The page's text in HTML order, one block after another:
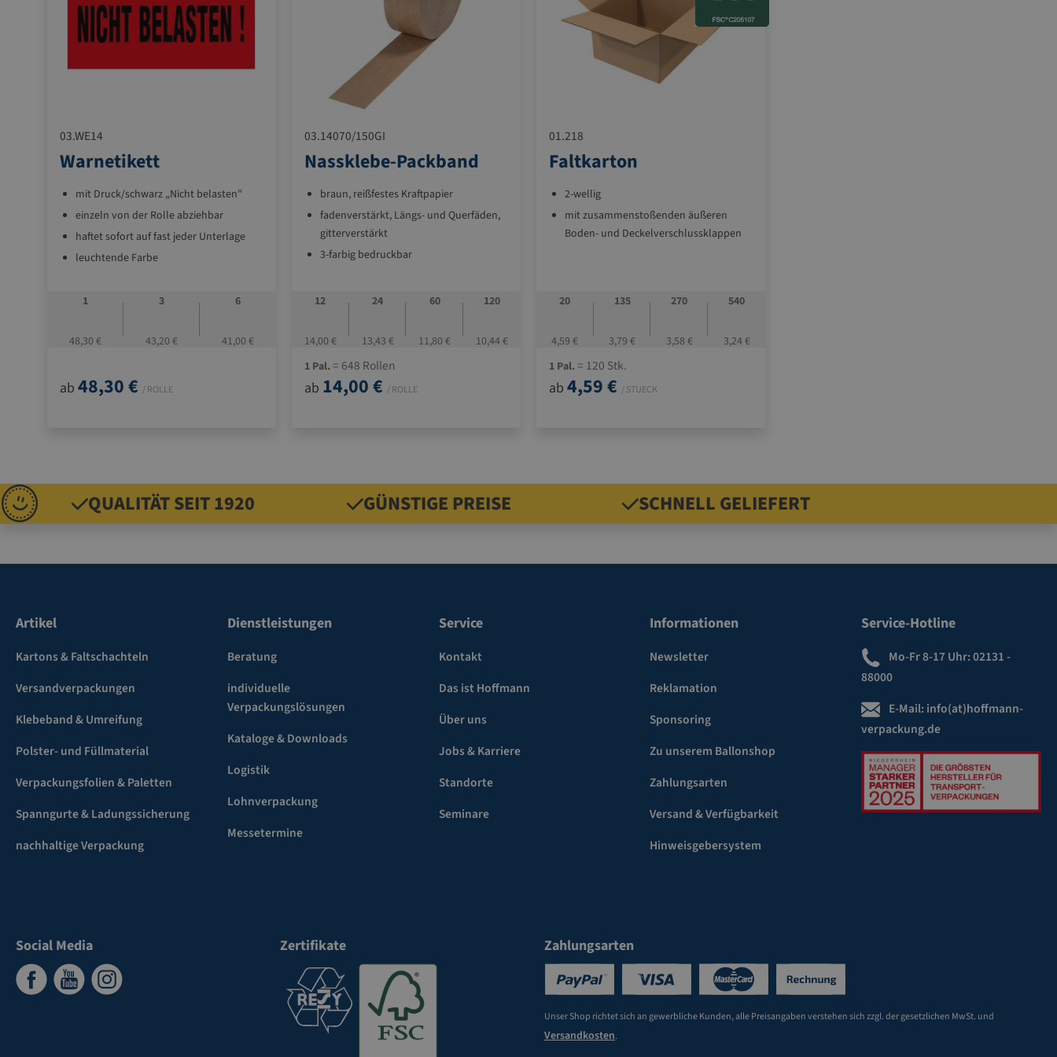
03.WE14
Warnetikett
mit Druck/schwarz „Nicht belasten"
einzeln von der Rolle abziehbar
haftet sofort auf fast jeder Unterlage
leuchtende Farbe
1
48,30 €
3
43,20 €
6
41,00 €
ab 48,30 € / ROLLE
03.14070/150GI
Nassklebe-Packband
braun, reißfestes Kraftpapier
fadenverstärkt, Längs- und Querfäden,
gitterverstärkt
3-farbig bedruckbar
umweltfreundliche Verschlusslösung
manuellen und elektrischen
12
14,00 €
24
13,43 €
60
11,80 €
120
10,44 €
1 Pal. = 648 Rollen
ab 14,00 € / ROLLE
01.218
Faltkarton
2-wellig
mit zusammenstoßenden äußeren
Boden- und Deckelverschlussklappen
20
4,59 €
135
3,79 €
270
3,58 €
540
3,24 €
1 Pal. = 120 Stk.
ab 4,59 € / STUECK
QUALITÄT SEIT 1920 GÜNSTIGE PREISE SCHNELL GELIEFERT
Artikel
Kartons & Faltschachteln
Versandverpackungen
Klebeband & Umreifung
Polster- und Füllmaterial
Verpackungsfolien & Paletten
Spanngurte & Ladungssicherung
nachhaltige Verpackung
Dienstleistungen
Beratung
individuelle
Verpackungslösungen
Kataloge & Downloads
Logistik
Lohnverpackung
Messetermine
Service
Kontakt
Das ist Hoffmann
Über uns
Jobs & Karriere
Standorte
Seminare
Informationen
Newsletter
Reklamation
Sponsoring
Zu unserem Ballonshop
Zahlungsarten
Versand & Verfügbarkeit
Hinweisgebersystem
Service-Hotline
Mo-Fr 8-17 Uhr:02131 -
88000
E-Mail: info(at)hoffmann-
verpackung.de
Social Media Zertifikate Zahlungsarten
Unser Shop richtet sich an gewerbliche Kunden, alle Preisangaben verstehen sich zzgl. der gesetzlichen MwSt. und
Versandkosten.